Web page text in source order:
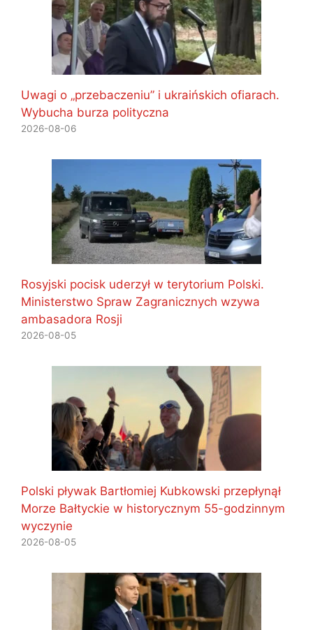
Uwagi o „przebaczeniu” i ukraińskich ofiarach.
Wybucha burza polityczna
2026-08-06
Rosyjski pocisk uderzył w terytorium Polski.
Ministerstwo Spraw Zagranicznych wzywa
ambasadora Rosji
2026-08-05
Polski pływak Bartłomiej Kubkowski przepłynął
Morze Bałtyckie w historycznym 55-godzinnym
wyczynie
2026-08-05